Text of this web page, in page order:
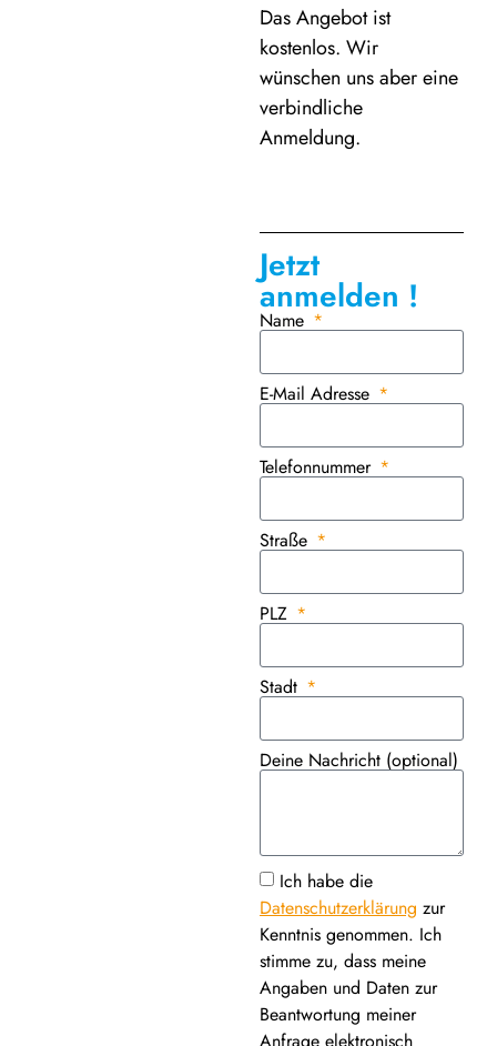
Das Angebot ist
kostenlos. Wir
wünschen uns aber eine
verbindliche
Anmeldung.
Jetzt
anmelden !
Name
E-Mail Adresse
Telefonnummer
Straße
PLZ
Stadt
Deine Nachricht (optional)
Ich habe die
Datenschutzerklärung zur
Kenntnis genommen. Ich
stimme zu, dass meine
Angaben und Daten zur
Beantwortung meiner